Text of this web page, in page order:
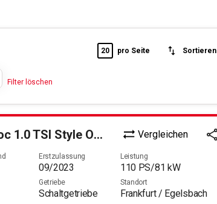
/
20 pro Seite Sortieren
Filter löschen
TSI Style OPF (EURO 6d) Vergleichen
Erstzulassung
09/2023
Leistung
110 PS/81 kW
Getriebe
Schaltgetriebe
Standort
Frankfurt / Egelsbach